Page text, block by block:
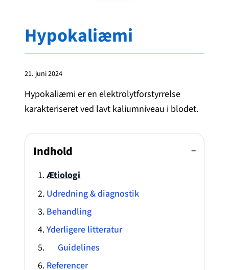
Hypokaliæmi
21. juni 2024
Hypokaliæmi er en elektrolytforstyrrelse
karakteriseret ved lavt kaliumniveau i blodet.
Indhold −
Ætiologi
Udredning & diagnostik
Behandling
Yderligere litteratur
Guidelines
Referencer